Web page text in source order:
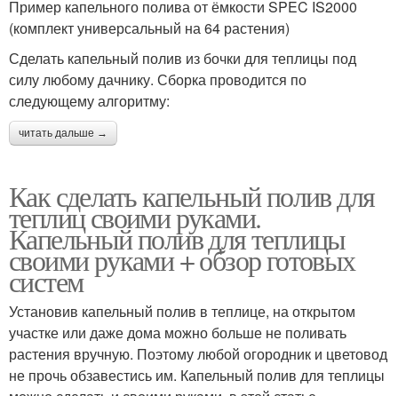
Пример капельного полива от ёмкости SPEC IS2000
(комплект универсальный на 64 растения)
Сделать капельный полив из бочки для теплицы под
силу любому дачнику. Сборка проводится по
следующему алгоритму:
читать дальше →
Как сделать капельный полив для
теплиц своими руками.
Капельный полив для теплицы
своими руками + обзор готовых
систем
Установив капельный полив в теплице, на открытом
участке или даже дома можно больше не поливать
растения вручную. Поэтому любой огородник и цветовод
не прочь обзавестись им. Капельный полив для теплицы